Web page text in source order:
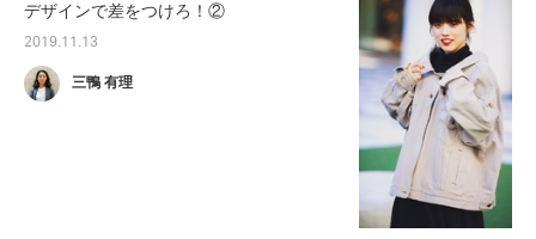
デザインで差をつけろ！②
2019.11.13
三鴨 有理